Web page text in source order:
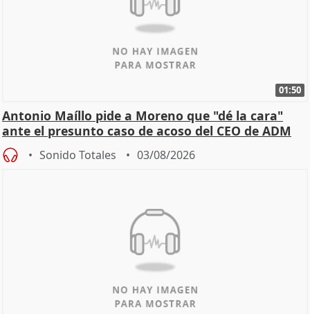
01:50
Antonio Maíllo pide a Moreno que "dé la cara"
ante el presunto caso de acoso del CEO de ADM
Sonido Totales 03/08/2026